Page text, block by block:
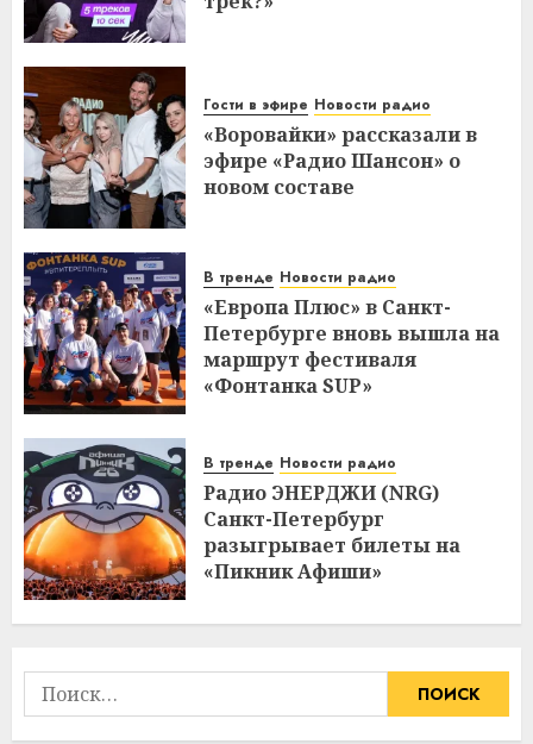
Гости в эфире Новости радио
«Воровайки» рассказали в
эфире «Радио Шансон» о
новом составе
В тренде Новости радио
«Европа Плюс» в Санкт-
Петербурге вновь вышла на
маршрут фестиваля
«Фонтанка SUP»
В тренде Новости радио
Радио ЭНЕРДЖИ (NRG)
Санкт-Петербург
разыгрывает билеты на
«Пикник Афиши»
Найти: